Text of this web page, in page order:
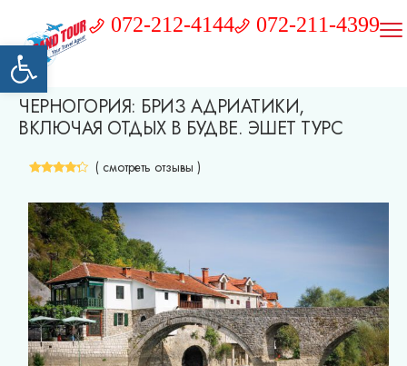
Открыть панель инструментов
072-212-4144 072-211-4399
ЧЕРНОГОРИЯ: БРИЗ АДРИАТИКИ,
ВКЛЮЧАЯ ОТДЫХ В БУДВЕ. ЭШЕТ ТУРС
( смотреть отзывы )